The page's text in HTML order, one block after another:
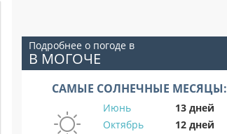
Подробнее о погоде в
В МОГОЧЕ
САМЫЕ СОЛНЕЧНЫЕ МЕСЯЦЫ:
Июнь
13 дней
Октябрь
12 дней